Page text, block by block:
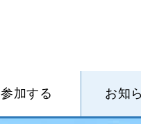
参加する お知